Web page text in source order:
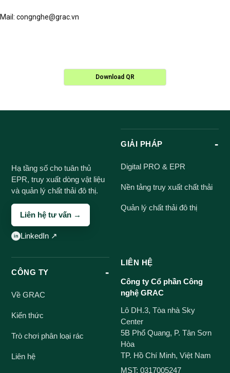
Mail: congnghe@grac.vn
Download QR
Hạ tầng số cho tuân thủ
EPR, truy xuất dòng vật liệu
và quản lý chất thải đô thị.
Liên hệ tư vấn →
LinkedIn ↗
GIẢI PHÁP
Digital PRO & EPR
Nền tảng truy xuất chất thải
Quản lý chất thải đô thị
CÔNG TY
Về GRAC
Kiến thức
Trò chơi phân loại rác
Liên hệ
LIÊN HỆ
Công ty Cổ phần Công
nghệ GRAC
Lô DH.3, Tòa nhà Sky
Center
5B Phổ Quang, P. Tân Sơn
Hòa
TP. Hồ Chí Minh, Việt Nam
MST: 0317005247